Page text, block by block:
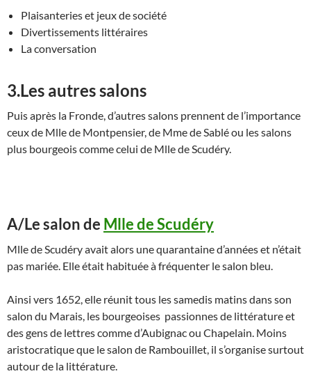
Plaisanteries et jeux de société
Divertissements littéraires
La conversation
3.Les autres salons
Puis après la Fronde, d’autres salons prennent de l’importance
ceux de Mlle de Montpensier, de Mme de Sablé ou les salons
plus bourgeois comme celui de Mlle de Scudéry.
A/Le salon de Mlle de Scudéry
Mlle de Scudéry avait alors une quarantaine d’années et n’était
pas mariée. Elle était habituée à fréquenter le salon bleu.
Ainsi vers 1652, elle réunit tous les samedis matins dans son
salon du Marais, les bourgeoises passionnes de littérature et
des gens de lettres comme d’Aubignac ou Chapelain. Moins
aristocratique que le salon de Rambouillet, il s’organise surtout
autour de la littérature.